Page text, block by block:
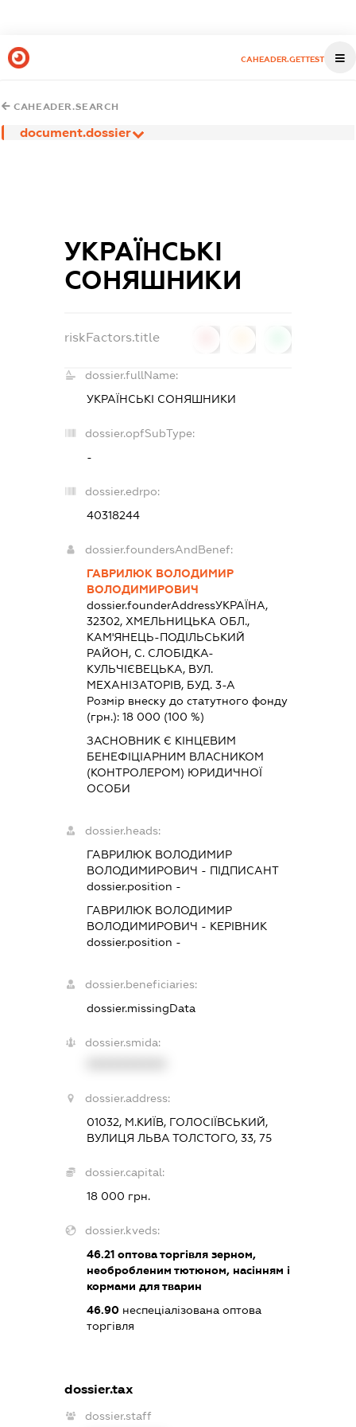
CAHEADER.GETTEST
CAHEADER.SEARCH
document.dossier
УКРАЇНСЬКІ
СОНЯШНИКИ
riskFactors.title
dossier.fullName:
УКРАЇНСЬКІ СОНЯШНИКИ
dossier.opfSubType:
-
dossier.edrpo:
40318244
dossier.foundersAndBenef:
ГАВРИЛЮК ВОЛОДИМИР
ВОЛОДИМИРОВИЧ
dossier.founderAddressУКРАЇНА,
32302, ХМЕЛЬНИЦЬКА ОБЛ.,
КАМ'ЯНЕЦЬ-ПОДIЛЬСЬКИЙ
РАЙОН, С. СЛОБІДКА-
КУЛЬЧІЄВЕЦЬКА, ВУЛ.
МЕХАНІЗАТОРІВ, БУД. 3-А
Розмір внеску до статутного фонду
(грн.): 18 000 (100 %)
ЗАСНОВНИК Є КІНЦЕВИМ
БЕНЕФІЦІАРНИМ ВЛАСНИКОМ
(КОНТРОЛЕРОМ) ЮРИДИЧНОЇ
ОСОБИ
dossier.heads:
ГАВРИЛЮК ВОЛОДИМИР
ВОЛОДИМИРОВИЧ - ПІДПИСАНТ
dossier.position -
ГАВРИЛЮК ВОЛОДИМИР
ВОЛОДИМИРОВИЧ - КЕРІВНИК
dossier.position -
dossier.beneficiaries:
dossier.missingData
dossier.smida:
dossier.address:
01032, М.КИЇВ, ГОЛОСІЇВСЬКИЙ,
ВУЛИЦЯ ЛЬВА ТОЛСТОГО, 33, 75
dossier.capital:
18 000 грн.
dossier.kveds:
46.21оптова торгівля зерном,
необробленим тютюном, насінням і
кормами для тварин
46.90неспеціалізована оптова
торгівля
dossier.tax
dossier.staff